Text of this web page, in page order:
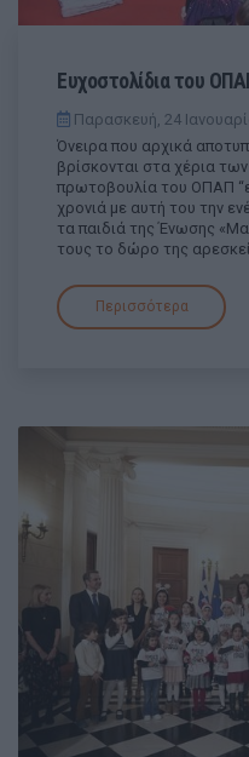
Ευχοστολίδια του
Παρασκευή, 24
Όνειρα που αρχικά
βρίσκονται στα χέρια
πρωτοβουλία του ΟΠΑΠ
χρονιά με αυτή του την
τα παιδιά της Ένωσης
τους το δώρο της
Περισσότερα